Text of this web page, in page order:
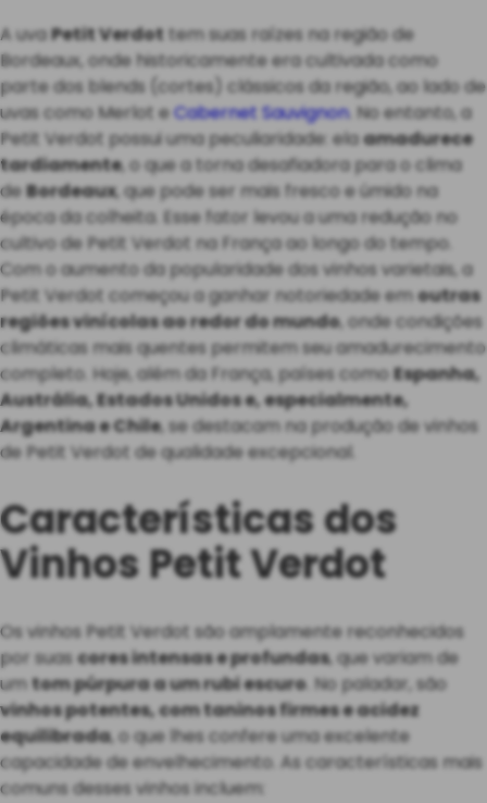
A uvaPetit Verdottem suas raízes na região de
Bordeaux, onde historicamente era cultivada como
parte dos blends (cortes) clássicos da região, ao lado de
uvas como Merlot eCabernet Sauvignon. No entanto, a
Petit Verdot possui uma peculiaridade: elaamadurece
tardiamente, o que a torna desafiadora para o clima
deBordeaux, que pode ser mais fresco e úmido na
época da colheita. Esse fator levou a uma redução no
cultivo de Petit Verdot na França ao longo do tempo.
Com o aumento da popularidade dos vinhos varietais, a
Petit Verdot começou a ganhar notoriedade emoutras
regiões vinícolas ao redor do mundo, onde condições
climáticas mais quentes permitem seu amadurecimento
completo. Hoje, além da França, países comoEspanha,
Austrália, Estados Unidos e, especialmente,
Argentina e Chile, se destacam na produção de vinhos
de Petit Verdot de qualidade excepcional.
Características dos
Vinhos Petit Verdot
Os vinhos Petit Verdot são amplamente reconhecidos
por suascores intensas e profundas, que variam de
umtom púrpura a um rubi escuro. No paladar, são
vinhos potentes, com taninos firmes e acidez
equilibrada, o que lhes confere uma excelente
capacidade de envelhecimento. As características mais
comuns desses vinhos incluem: